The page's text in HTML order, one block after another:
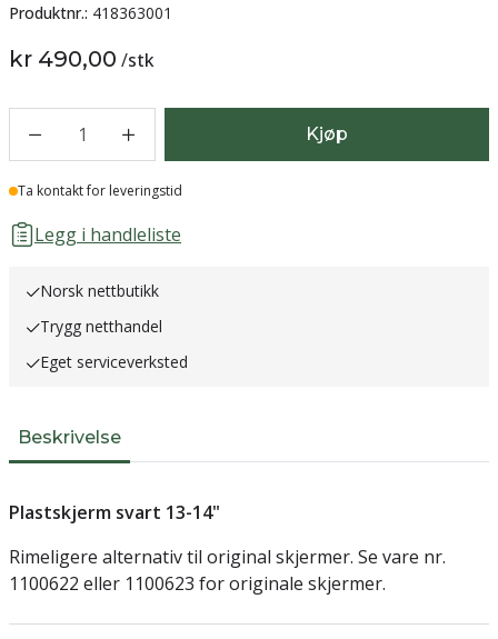
Produktnr.: 418363001
kr 490,00 /stk
1 Kjøp
Lager
Ta kontakt for leveringstid
Legg i handleliste
Norsk nettbutikk
Trygg netthandel
Eget serviceverksted
Beskrivelse
Plastskjerm svart 13-14"
Rimeligere alternativ til original skjermer. Se vare nr.
1100622 eller 1100623 for originale skjermer.